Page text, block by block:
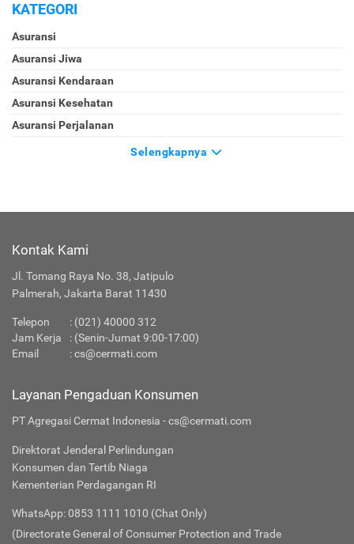
KATEGORI
Asuransi
Asuransi Jiwa
Asuransi Kendaraan
Asuransi Kesehatan
Asuransi Perjalanan
Selengkapnya
Kontak Kami
Jl. Tomang Raya No. 38, Jatipulo
Palmerah, Jakarta Barat 11430
Telepon : (021) 40000 312
Jam Kerja
: (Senin-Jumat 9:00-17:00)
Email
:cs@cermati.com
Layanan Pengaduan Konsumen
PT Agregasi Cermat Indonesia - cs@cermati.com
Direktorat Jenderal Perlindungan
Konsumen dan Tertib Niaga
Kementerian Perdagangan RI
WhatsApp: 0853 1111 1010 (Chat Only)
(Directorate General of Consumer Protection and Trade